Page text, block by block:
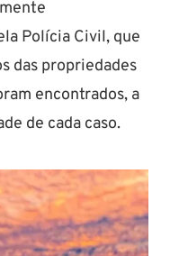
Polícia Civil, que
das propriedades
encontrados, a
de cada caso.